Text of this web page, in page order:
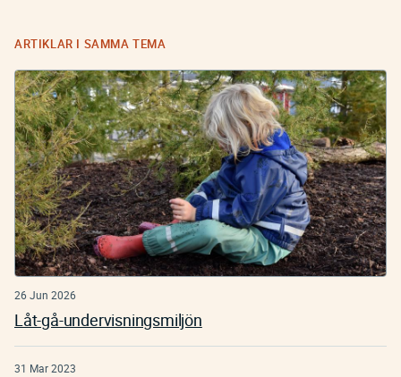
ARTIKLAR I SAMMA TEMA
26 Jun 2026
Låt-gå-undervisningsmiljön
31 Mar 2023